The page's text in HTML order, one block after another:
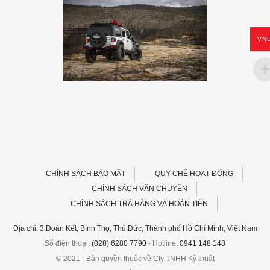
CHÍNH SÁCH BẢO MẬT
QUY CHẾ HOẠT ĐỘNG
CHÍNH SÁCH VẬN CHUYỂN
CHÍNH SÁCH TRẢ HÀNG VÀ HOÀN TIỀN
Địa chỉ: 3 Đoàn Kết, Bình Thọ, Thủ Đức, Thành phố Hồ Chí Minh, Việt Nam
Số điện thoại: (028) 6280 7790 - Hotline: 0941 148 148
© 2021 - Bản quyền thuộc về Cty TNHH Kỹ thuật